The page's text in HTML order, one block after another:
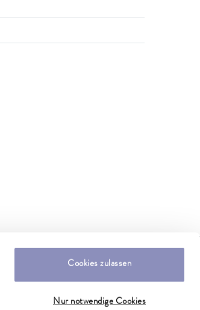
Cookies zulassen
Nur notwendige Cookies